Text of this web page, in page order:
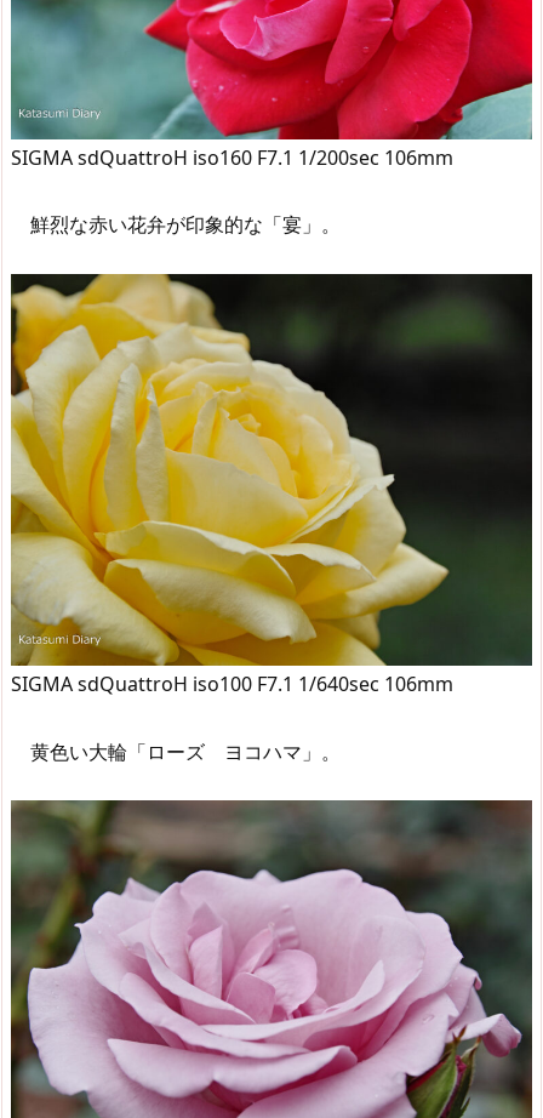
SIGMA sdQuattroH iso160 F7.1 1/200sec 106mm
鮮烈な赤い花弁が印象的な「宴」。
SIGMA sdQuattroH iso100 F7.1 1/640sec 106mm
黄色い大輪「ローズ ヨコハマ」。